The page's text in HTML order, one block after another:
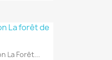
La Forêt...